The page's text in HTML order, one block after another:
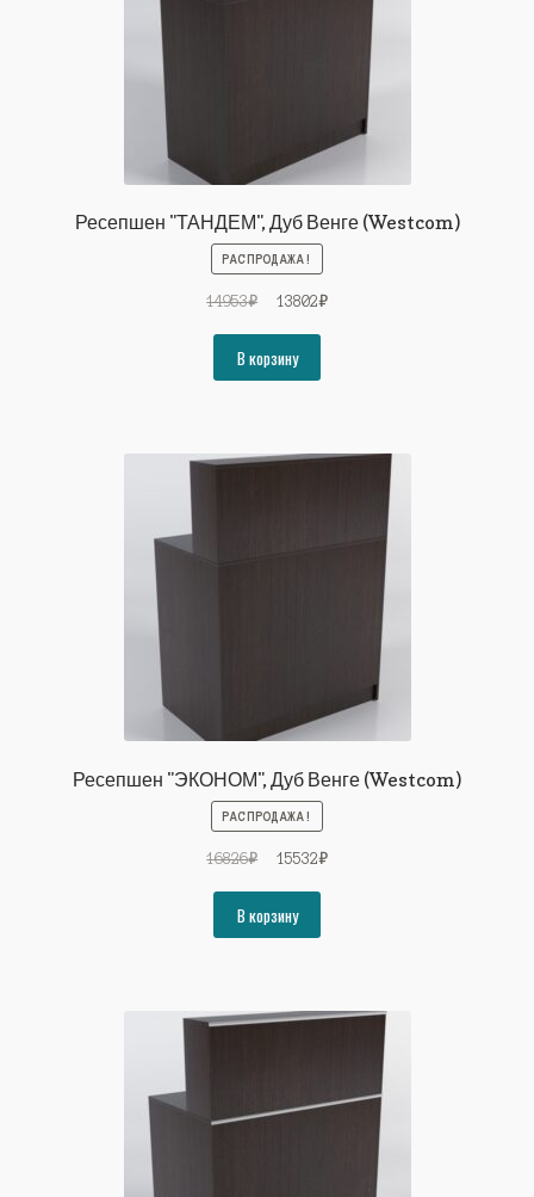
Ресепшен "ТАНДЕМ", Дуб Венге (Westcom)
РАСПРОДАЖА!
14953₽
Первоначальная
составляла
14953₽.
13802₽Текущая
В корзину
Ресепшен "ЭКОНОМ", Дуб Венге (Westcom)
РАСПРОДАЖА!
16826₽
Первоначальная
составляла
16826₽.
15532₽Текущая
В корзину